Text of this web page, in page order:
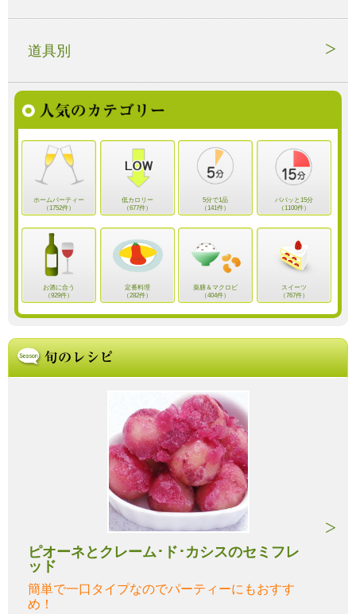
道具別
ホームパーティー
（1752件）
低カロリー
（677件）
5分で1品
（141件）
パパッと15分
（1100件）
お酒に合う
（929件）
定番料理
（282件）
薬膳＆マクロビ
（404件）
スイーツ
（767件）
ピオーネとクレーム･ド･カシスのセミフレ
ッド
簡単で一口タイプなのでパーティーにもおすす
め！